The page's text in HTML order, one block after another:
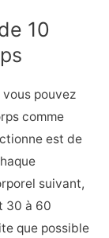
10
vous pouvez
comme
est de
suivant,
30 à 60
que possible